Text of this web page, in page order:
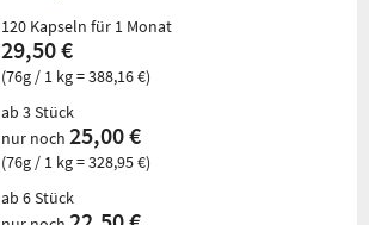
120 Kapseln für 1 Monat
29,50 €
(76g / 1 kg = 388,16 €)
ab 3 Stück
nur noch 25,00 €
(76g / 1 kg = 328,95 €)
ab 6 Stück